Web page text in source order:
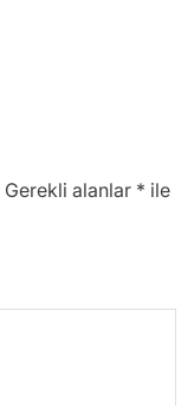
Gerekli alanlar * ile